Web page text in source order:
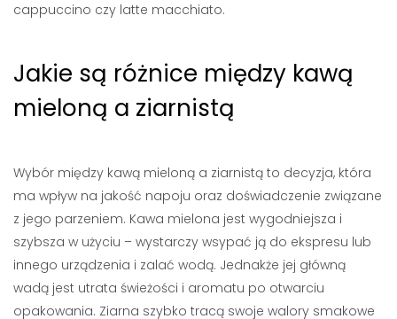
cappuccino czy latte macchiato.
Jakie są różnice między kawą
mieloną a ziarnistą
Wybór między kawą mieloną a ziarnistą to decyzja, która
ma wpływ na jakość napoju oraz doświadczenie związane
z jego parzeniem. Kawa mielona jest wygodniejsza i
szybsza w użyciu – wystarczy wsypać ją do ekspresu lub
innego urządzenia i zalać wodą. Jednakże jej główną
wadą jest utrata świeżości i aromatu po otwarciu
opakowania. Ziarna szybko tracą swoje walory smakowe